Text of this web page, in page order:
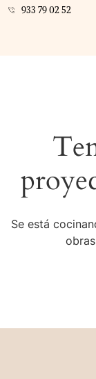
933 79 02 52
Se está